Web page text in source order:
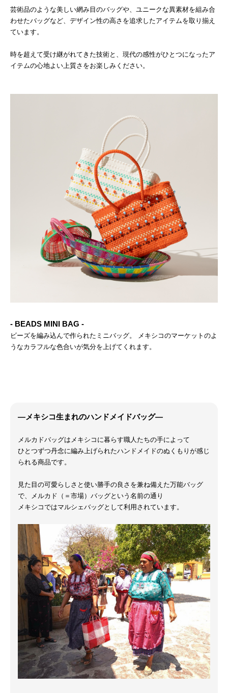
芸術品のような美しい網み目のバッグや、ユニークな異素材を組み合
わせたバッグなど、デザイン性の高さを追求したアイテムを取り揃え
ています。
時を超えて受け継がれてきた技術と、現代の感性がひとつになったア
イテムの心地よい上質さをお楽しみください。
- BEADS MINI BAG -
ビーズを編み込んで作られたミニバッグ。 メキシコのマーケットのよ
うなカラフルな色合いが気分を上げてくれます。
―メキシコ生まれのハンドメイドバッグ―
メルカドバッグはメキシコに暮らす職人たちの手によって
ひとつずつ丹念に編み上げられたハンドメイドのぬくもりが感じ
られる商品です。
見た目の可愛らしさと使い勝手の良さを兼ね備えた万能バッグ
で、メルカド（＝市場）バッグという名前の通り
メキシコではマルシェバッグとして利用されています。